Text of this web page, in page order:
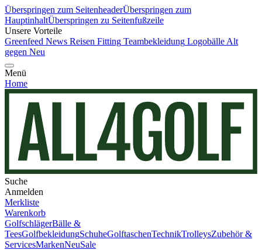
Überspringen zum SeitenheaderÜberspringen zum
HauptinhaltÜberspringen zu Seitenfußzeile
Unsere Vorteile
Greenfeed News Reisen Fitting Teambekleidung Logobälle Alt
gegen Neu
Menü
Home
Suche
Anmelden
Merkliste
Warenkorb
GolfschlägerBälle &
TeesGolfbekleidungSchuheGolftaschenTechnikTrolleysZubehör &
ServicesMarkenNeuSale